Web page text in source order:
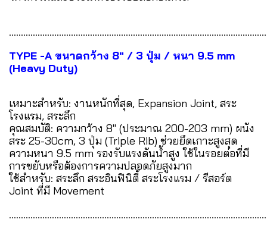
TYPE -A ขนาดกว้าง 8" / 3 ปุ่ม / หนา 9.5 mm
(Heavy Duty)
เหมาะสำหรับ: งานหนักที่สุด, Expansion Joint, สระ
โรงแรม, สระลึก
คุณสมบัติ: ความกว้าง 8" (ประมาณ 200-203 mm) ผนัง
สระ 25-30cm, 3 ปุ่ม (Triple Rib) ช่วยยึดเกาะสูงสุด
ความหนา 9.5 mm รองรับแรงดันน้ำสูง ใช้ในรอยต่อที่มี
การขยับหรือต้องการความปลอดภัยสูงมาก
ใช้สำหรับ: สระลึก สระอินฟินิตี้ สระโรงแรม / รีสอร์ต
Joint ที่มี Movement